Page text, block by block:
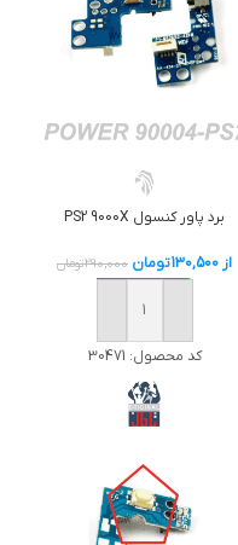
برد پاور کنسول PS2 9000X
از 130,500تومان 290,000تومان
خرید
کد محصول: 30471